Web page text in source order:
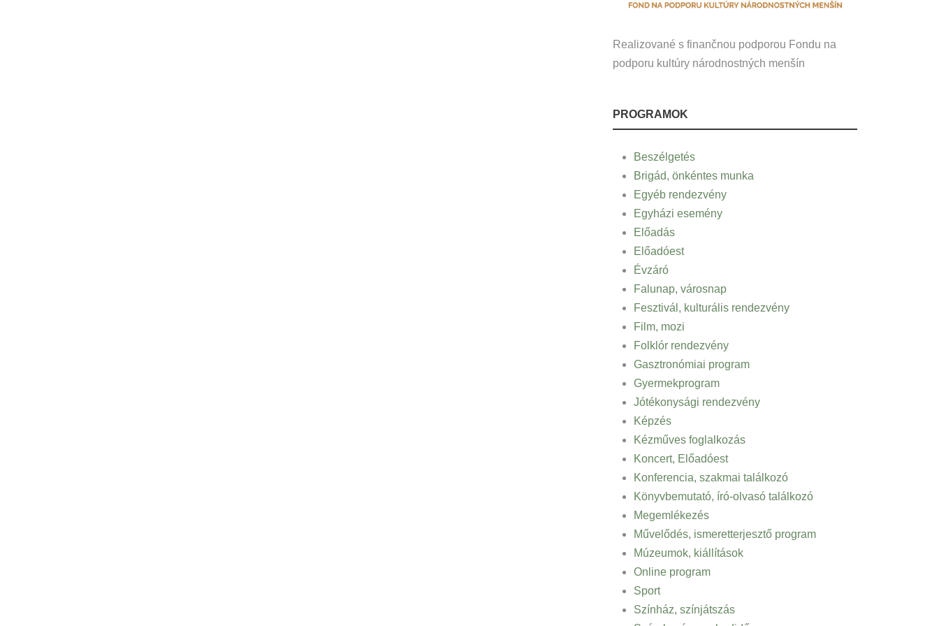
Realizované s finančnou podporou Fondu na
podporu kultúry národnostných menšín
PROGRAMOK
Beszélgetés
Brigád, önkéntes munka
Egyéb rendezvény
Egyházi esemény
Előadás
Előadóest
Évzáró
Falunap, városnap
Fesztivál, kulturális rendezvény
Film, mozi
Folklór rendezvény
Gasztronómiai program
Gyermekprogram
Jótékonysági rendezvény
Képzés
Kézműves foglalkozás
Koncert, Előadóest
Konferencia, szakmai találkozó
Könyvbemutató, író-olvasó találkozó
Megemlékezés
Művelődés, ismeretterjesztő program
Múzeumok, kiállítások
Online program
Sport
Színház, színjátszás